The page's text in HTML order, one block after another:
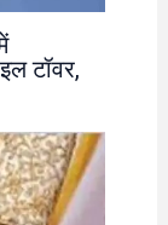
टॉवर,